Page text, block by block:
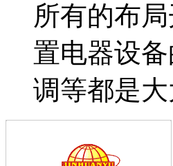
所有的布
置电器设
调等都是